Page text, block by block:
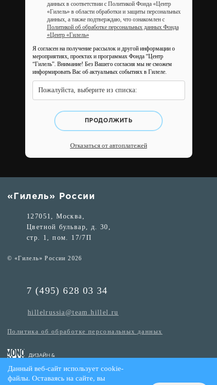
данных в соответствии с Политикой Фонда «Центр
«Гилель» в области обработки и защиты персональных
данных, а также подтверждаю, что ознакомлен с
Политикой об обработке персональных данных Фонда
«Центр «Гилель»
Я согласен на получение рассылок и другой информации о
мероприятиях, проектах и программах Фонда “Центр
“Гилель”. Внимание! Без Вашего согласия мы не сможем
информировать Вас об актуальных событиях в Гилеле.
Пожалуйста, выберите из списка:
ПРОДОЛЖИТЬ
Отказаться от автоплатежей
«Гилель» России
127051, Москва,
Цветной бульвар, д. 30,
стр. 1, пом. 17/7П
© «Гилель» России 2026
7 (495) 628 03 34
hillelrussia@team.hillel.ru
Политика об обработке персональных данных
Данный веб-сайт использует cookie-
файлы. Оставаясь на сайте, вы